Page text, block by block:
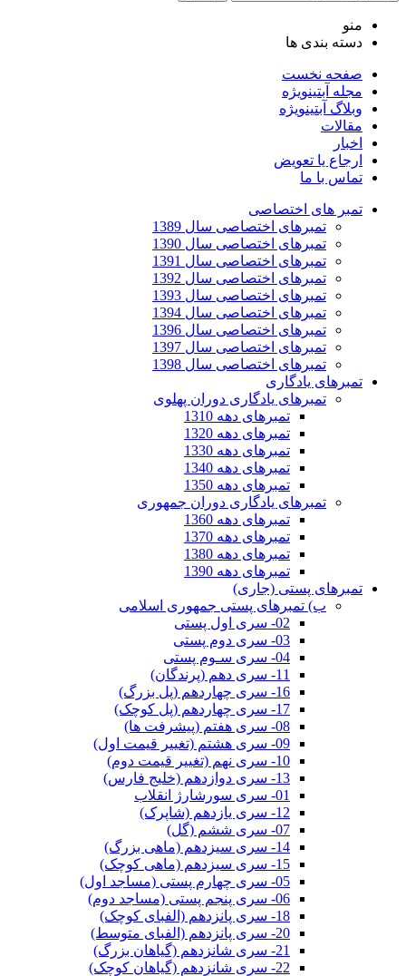
منو
دسته بندی ها
صفحه نخست
مجله آبتینویژه
وبلاگ آبتینویژه
مقالات
اخبار
ارجاع یا تعویض
تماس با ما
تمبر های اختصاصی
تمبرهای اختصاصی سال 1389
تمبرهای اختصاصی سال 1390
تمبرهای اختصاصی سال 1391
تمبرهای اختصاصی سال 1392
تمبرهای اختصاصی سال 1393
تمبرهای اختصاصی سال 1394
تمبرهای اختصاصی سال 1396
تمبرهای اختصاصی سال 1397
تمبرهای اختصاصی سال 1398
تمبرهای یادگاری
تمبرهای یادگاری دوران پهلوی
تمبرهای دهه 1310
تمبرهای دهه 1320
تمبرهای دهه 1330
تمبرهای دهه 1340
تمبرهای دهه 1350
تمبرهای یادگاری دوران جمهوری
تمبرهای دهه 1360
تمبرهای دهه 1370
تمبرهای دهه 1380
تمبرهای دهه 1390
تمبرهای پستی (جاری)
ب) تمبرهای پستی جمهوری اسلامی
02- سری اول پستی
03- سری دوم پستی
04- سری سـوم پستی
11- سری دهم (پرندگان)
16- سری چهاردهم (پل بزرگ)
17- سری چهاردهم (پل کوچک)
08- سری هفتم (پیشرفت ها)
09- سری هشتم (تغییر قیمت اول)
10- سری نهم (تغییر قیمت دوم)
13- سری دوازدهم (خلیج فارس)
01- سری سورشارژ انقلاب
12- سری یازدهم (شاپرک)
07- سری ششم (گل)
14- سری سیزدهم (ماهی بزرگ)
15- سری سیزدهم (ماهی کوچک)
05- سری چهارم پستی (مساجد اول)
06- سری پنجم پستی (مساجد دوم)
18- سری پانزدهم (الفبای کوچک)
20- سری پانزدهم (الفبای متوسط)
21- سری شانزدهم (گیاهان بزرگ)
22- سری شانزدهم (گیاهان کوچک)